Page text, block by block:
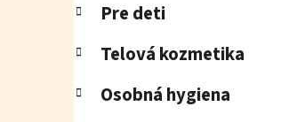
Pre deti
Telová kozmetika
Osobná hygiena